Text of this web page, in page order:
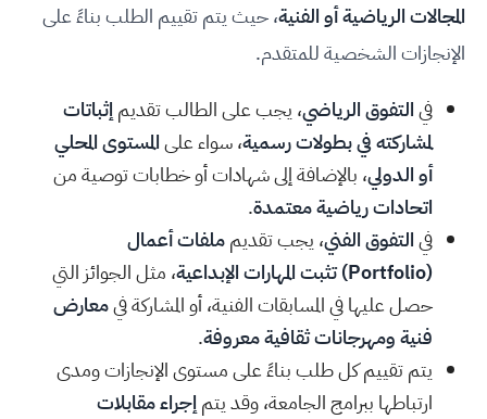
المجالات الرياضية أو الفنية، حيث يتم تقييم الطلب بناءً على
الإنجازات الشخصية للمتقدم.
فيالتفوق الرياضي، يجب على الطالب تقديم إثباتات
لمشاركته في بطولات رسمية، سواء علىالمستوى المحلي
أو الدولي، بالإضافة إلى شهادات أو خطابات توصية من
اتحادات رياضية معتمدة.
فيالتفوق الفني، يجب تقديمملفات أعمال
(Portfolio) تثبت المهارات الإبداعية
، مثل الجوائز التي
حصل عليها في المسابقات الفنية، أو المشاركة فيمعارض
فنية ومهرجانات ثقافية معروفة.
يتم تقييم كل طلب بناءً على مستوى الإنجازات ومدى
ارتباطها ببرامج الجامعة، وقد يتم إجراء مقابلات